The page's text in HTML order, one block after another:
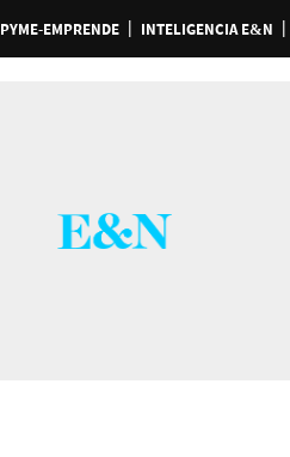
PYME-EMPRENDE INTELIGENCIA E&N